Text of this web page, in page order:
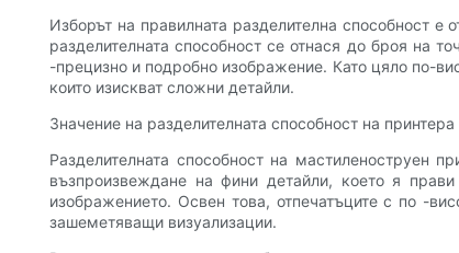
Изборът на правилната разделителна способност е
разделителната способност се отнася до броя на
-прецизно и подробно изображение. Като цяло по-
които изискват сложни детайли.
Значение на разделителната способност на принтера
Разделителната способност на мастиленоструен
възпроизвеждане на фини детайли, което я
изображението. Освен това, отпечатъците с по -
зашеметяващи визуализации.